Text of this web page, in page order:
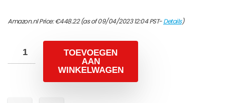
Amazon.nl Price:€448.22(as of 09/04/2023 12:04 PST-Details)
TOEVOEGEN
AAN
WINKELWAGEN